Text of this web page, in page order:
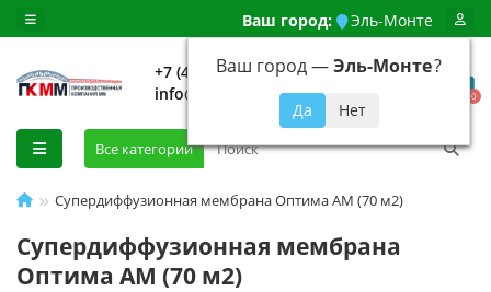
Ваш город: Эль-Монте
Ваш город —Эль-Монте?
+7 (499) 648-92-94
info@evroshtaketnikmoskva.ru
0
Все категории
Супердиффузионная мембрана Оптима АМ (70 м2)
Супердиффузионная мембрана
Оптима АМ (70 м2)